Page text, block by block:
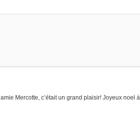
Mercotte, c’était un grand plaisir! Joyeux noel à